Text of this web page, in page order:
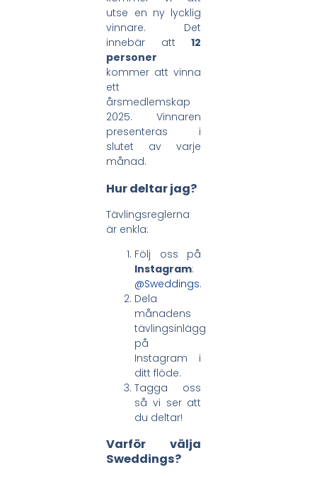
utse en ny lycklig
vinnare. Det
innebär att12
personer
kommer att vinna
ett
årsmedlemskap
2025. Vinnaren
presenteras i
slutet av varje
månad.
Hur deltar jag?
Tävlingsreglerna
är enkla:
Följ oss på
Instagram:
@Sweddings.
Dela
månadens
tävlingsinlägg
på
Instagram i
ditt flöde.
Tagga oss
så vi ser att
du deltar!
Varför välja
Sweddings?